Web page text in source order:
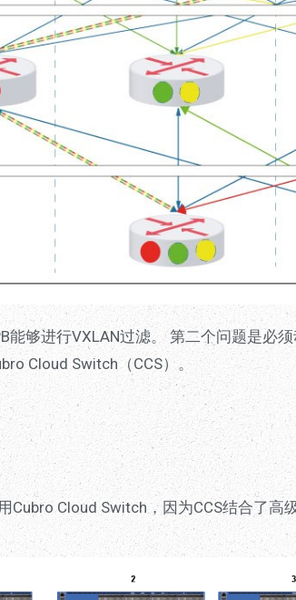
能够进行VXLAN过滤。 第二个问题是必
Cloud Switch（CCS）。
Cubro Cloud Switch，因为CCS结合了